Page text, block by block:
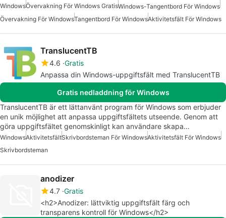
WindowsÖvervakning För Windows GratisWindows-Tangentbord För Windows
Övervakning För WindowsTangentbord För WindowsAktivitetsfält För Windows
TranslucentTB
4.6 Gratis
Anpassa din Windows-uppgiftsfält med TranslucentTB
Gratis nedladdning för Windows
TranslucentTB är ett lättanvänt program för Windows som erbjuder
en unik möjlighet att anpassa uppgiftsfältets utseende. Genom att
göra uppgiftsfältet genomskinligt kan användare skapa…
WindowsAktivitetsfältSkrivbordsteman För WindowsAktivitetsfält För Windows
Skrivbordsteman
anodizer
4.7 Gratis
<h2>Anodizer: lättviktig uppgiftsfält färg och
transparens kontroll för Windows</h2>